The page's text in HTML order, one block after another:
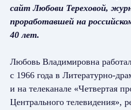
сайт Любови Тереховой,
проработавшей на
40 лет.
Любовь Владимировна
с 1966 года в Литературно-
и на телеканале «Четвертая
Центрального телевидения»,